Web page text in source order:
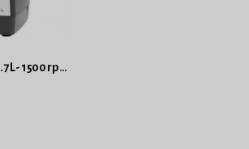
Cutter R3-1500-3.7 L- 1500 rpm Robot Coupe